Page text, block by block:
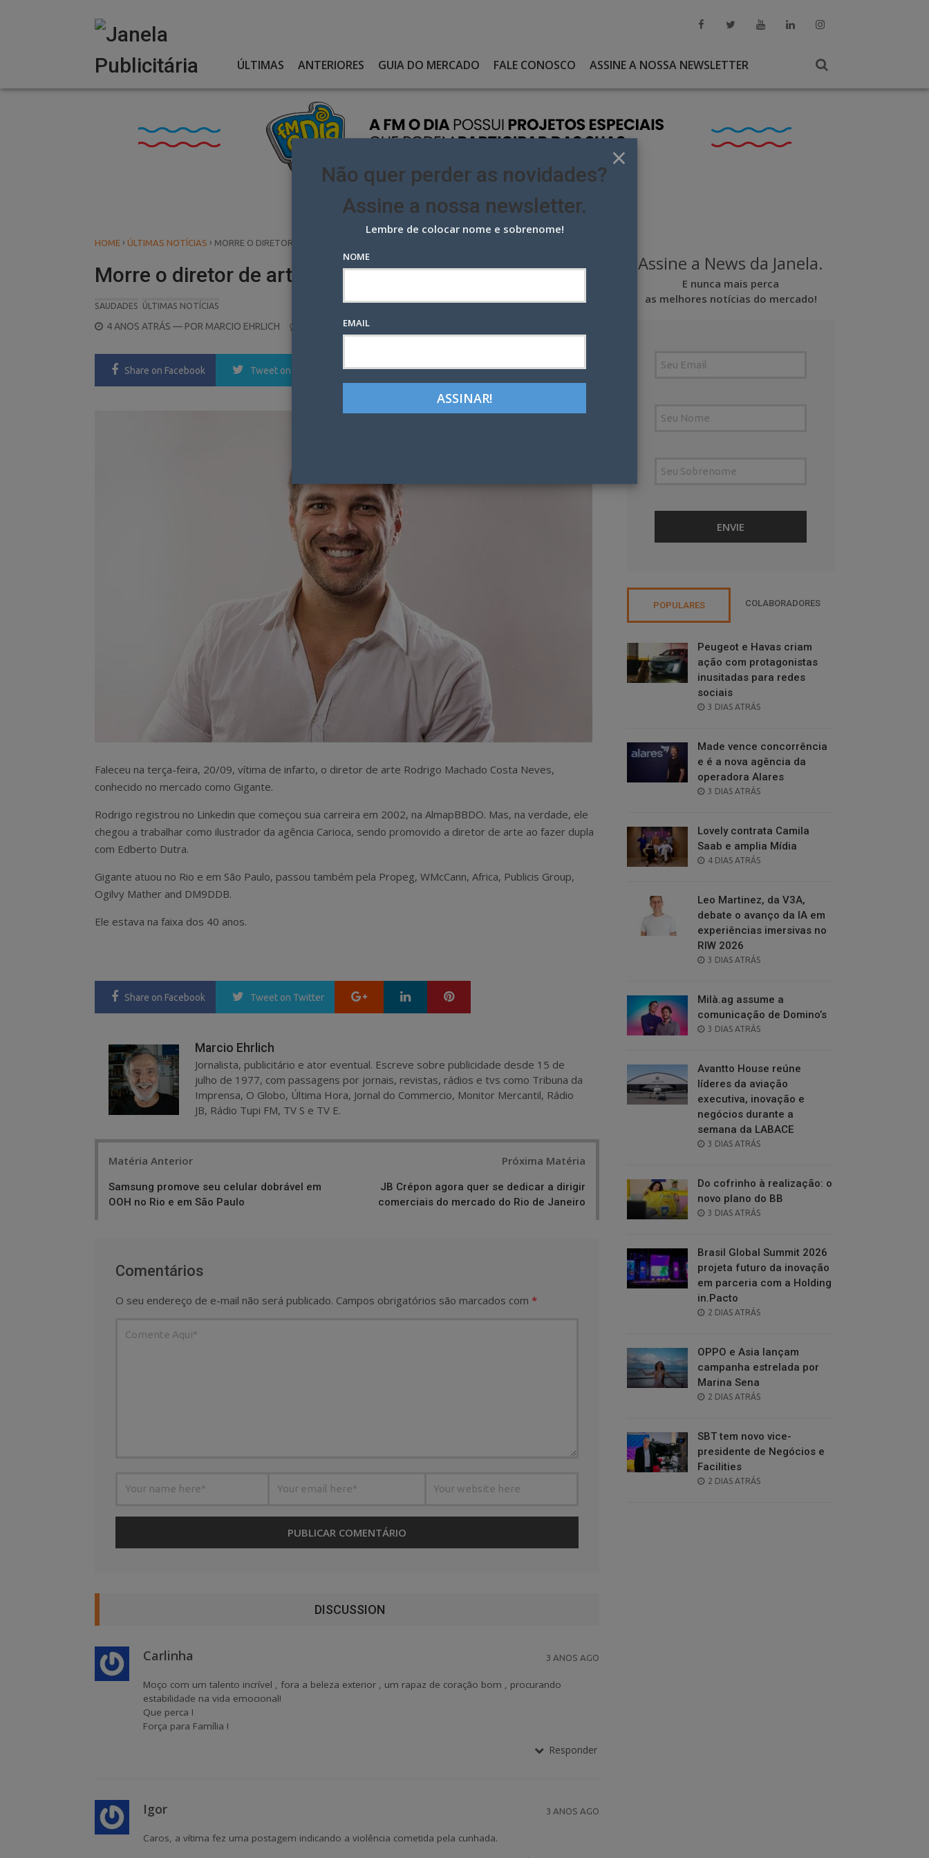
ÚLTIMAS ANTERIORES GUIA DO MERCADO FALE CONOSCO ASSINE A NOSSA NEWSLETTER
HOME › ÚLTIMAS NOTÍCIAS › MORRE O DIRETOR DE ARTE RODRIGO MACHADO, O “GIGANTE”
Morre o diretor de arte Rodrigo Machado, o “Gigante”
SAUDADES ÚLTIMAS NOTÍCIAS
POSTED
4 ANOS ATRÁS — POR MARCIO EHRLICH
Share on Facebook Tweet on Twitter Google+ LinkedIn Pinterest
Faleceu na terça-feira, 20/09, vítima de infarto, o diretor de arte Rodrigo Machado Costa Neves,
conhecido no mercado como Gigante.
Rodrigo registrou no Linkedin que começou sua carreira em 2002, na AlmapBBDO. Mas, na verdade, ele
chegou a trabalhar como ilustrador da agência Carioca, sendo promovido a diretor de arte ao fazer dupla
com Edberto Dutra.
Gigante atuou no Rio e em São Paulo, passou também pela Propeg, WMcCann, Africa, Publicis Group,
Ogilvy Mather and DM9DDB.
Ele estava na faixa dos 40 anos.
Share on Facebook Tweet on Twitter Google+ LinkedIn
Marcio Ehrlich
Jornalista, publicitário e ator eventual. Escreve sobre publicidade desde 15 de
julho de 1977, com passagens por jornais, revistas, rádios e tvs como Tribuna da
Imprensa, O Globo, Última Hora, Jornal do Commercio, Monitor Mercantil, Rádio
JB, Rádio Tupi FM, TV S e TV E.
Matéria Anterior
Samsung promove seu celular dobrável em
OOH no Rio e em São Paulo
Próxima Matéria
JB Crépon agora quer se dedicar a dirigir
comerciais do mercado do Rio de Janeiro
Comentários
O seu endereço de e-mail não será publicado. Campos obrigatórios são marcados com *
DISCUSSION
Carlinha 3 ANOS AGO
Moço com um talento incrível , fora a beleza exterior , um rapaz de coração bom , procurando
estabilidade na vida emocional!
Que perca !
Força para Família !
Responder
Igor 3 ANOS AGO
Caros, a vítima fez uma postagem indicando a violência cometida pela cunhada.
Assine a News da Janela.
E nunca mais perca
as melhores notícias do mercado!
POPULARES COLABORADORES
Peugeot e Havas criam
ação com protagonistas
inusitadas para redes
sociais
POSTED
3 DIAS ATRÁS
Made vence concorrência
e é a nova agência da
operadora Alares
POSTED
3 DIAS ATRÁS
Lovely contrata Camila
Saab e amplia Mídia
POSTED
4 DIAS ATRÁS
Leo Martinez, da V3A,
debate o avanço da IA em
experiências imersivas no
RIW 2026
POSTED
3 DIAS ATRÁS
Milà.ag assume a
comunicação de Domino’s
POSTED
3 DIAS ATRÁS
Avantto House reúne
líderes da aviação
executiva, inovação e
negócios durante a
semana da LABACE
POSTED
3 DIAS ATRÁS
Do cofrinho à realização: o
novo plano do BB
POSTED
3 DIAS ATRÁS
Brasil Global Summit 2026
projeta futuro da inovação
em parceria com a Holding
in.Pacto
POSTED
2 DIAS ATRÁS
OPPO e Asia lançam
campanha estrelada por
Marina Sena
POSTED
2 DIAS ATRÁS
SBT tem novo vice-
presidente de Negócios e
Facilities
POSTED
2 DIAS ATRÁS
×
Não quer perder as novidades?
Assine a nossa newsletter.
Lembre de colocar nome e sobrenome!
NOME
EMAIL